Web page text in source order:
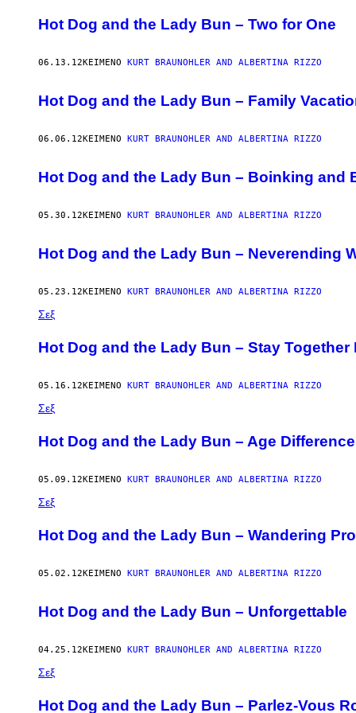
Hot Dog and the Lady Bun – Two for One
06.13.12ΚΕΊΜΕΝΟ KURT BRAUNOHLER AND ALBERTINA RIZZO
Hot Dog and the Lady Bun – Family
06.06.12ΚΕΊΜΕΝΟ KURT BRAUNOHLER AND ALBERTINA RIZZO
Hot Dog and the Lady Bun – Boinking and
05.30.12ΚΕΊΜΕΝΟ KURT BRAUNOHLER AND ALBERTINA RIZZO
Hot Dog and the Lady Bun – Neverending
05.23.12ΚΕΊΜΕΝΟ KURT BRAUNOHLER AND ALBERTINA RIZZO
Σεξ
Hot Dog and the Lady Bun – Stay Together
05.16.12ΚΕΊΜΕΝΟ KURT BRAUNOHLER AND ALBERTINA RIZZO
Σεξ
Hot Dog and the Lady Bun – Age
05.09.12ΚΕΊΜΕΝΟ KURT BRAUNOHLER AND ALBERTINA RIZZO
Σεξ
Hot Dog and the Lady Bun – Wandering
05.02.12ΚΕΊΜΕΝΟ KURT BRAUNOHLER AND ALBERTINA RIZZO
Hot Dog and the Lady Bun – Unforgettable
04.25.12ΚΕΊΜΕΝΟ KURT BRAUNOHLER AND ALBERTINA RIZZO
Σεξ
Hot Dog and the Lady Bun – Parlez-Vous